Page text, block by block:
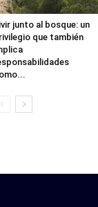
junto al bosque: un
que también